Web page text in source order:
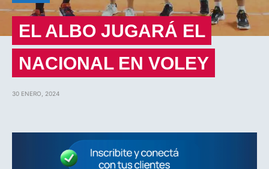
EL ALBO JUGARÁ EL
NACIONAL EN VOLEY
30 ENERO, 2024